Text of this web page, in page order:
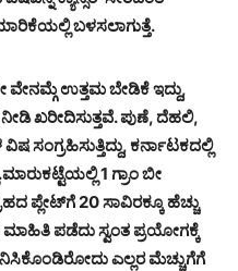
ಬಳಸಲಾಗುತ್ತೆ.
ವೇನಮ್ಗೆ ಉತ್ತಮ ಬೇಡಿಕೆ ಇದ್ದು,
ಖರೀದಿಸುತ್ತವೆ. ಪುಣೆ, ದೆಹಲಿ,
ಸಂಗ್ರಹಿಸುತ್ತಿದ್ದು, ಕರ್ನಾಟಕದಲ್ಲಿ
1 ಗ್ರಾಂ ಬೀ
ಪ್ಲೇಟ್‍ಗೆ 20 ಸಾವಿರಕ್ಕೂ ಹೆಚ್ಚು
ಪಡೆದು ಸ್ವಂತ ಪ್ರಯೋಗಕ್ಕೆ
ಎಲ್ಲರ ಮೆಚ್ಚುಗೆಗೆ